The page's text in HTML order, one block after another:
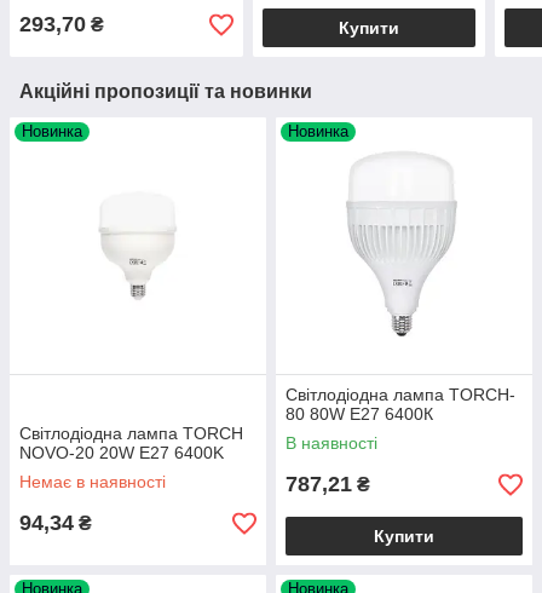
293,70 ₴ Купити
Акційні пропозиції та новинки
Новинка
Світлодіодна лампа TORCH
NOVO-20 20W E27 6400K
Немає в наявності
94,34 ₴
Новинка
Світлодіодна лампа TORCH-
80 80W E27 6400К
В наявності
787,21 ₴
Купити
Новинка Новинка